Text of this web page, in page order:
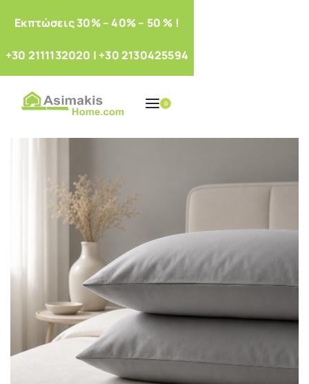
Eκπτώσεις 30% – 40% – 50 % !
+30 2111132020 | +30 2130425594
0